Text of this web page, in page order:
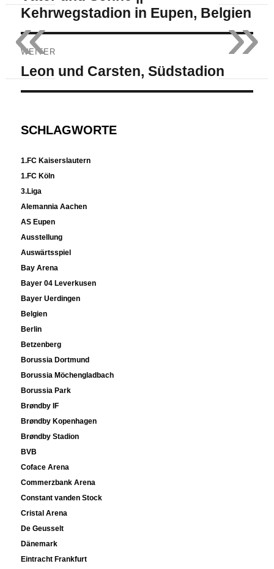
Kehrwegstadion in Eupen, Belgien
WEITER
Nächster
Beitrag:
Leon und Carsten, Südstadion
SCHLAGWORTE
1.FC Kaiserslautern
1.FC Köln
3.Liga
Alemannia Aachen
AS Eupen
Ausstellung
Auswärtsspiel
Bay Arena
Bayer 04 Leverkusen
Bayer Uerdingen
Belgien
Berlin
Betzenberg
Borussia Dortmund
Borussia Möchengladbach
Borussia Park
Brøndby IF
Brøndby Kopenhagen
Brøndby Stadion
BVB
Coface Arena
Commerzbank Arena
Constant vanden Stock
Cristal Arena
De Geusselt
Dänemark
Eintracht Frankfurt
»
«